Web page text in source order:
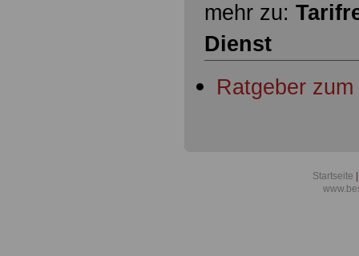
mehr zu:
Dienst
Ratgeber
Startseite